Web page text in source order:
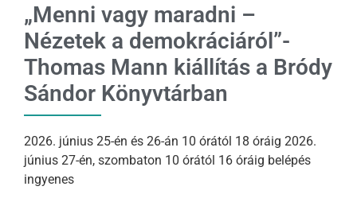
„Menni vagy maradni –
Nézetek a demokráciáról”-
Thomas Mann kiállítás a Bródy
Sándor Könyvtárban
2026. június 25-én és 26-án 10 órától 18 óráig 2026.
június 27-én, szombaton 10 órától 16 óráig belépés
ingyenes